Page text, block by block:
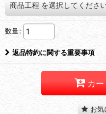
商品工程 を選択してくださ
数量:
返品特約に関する重要事項
カー
お気